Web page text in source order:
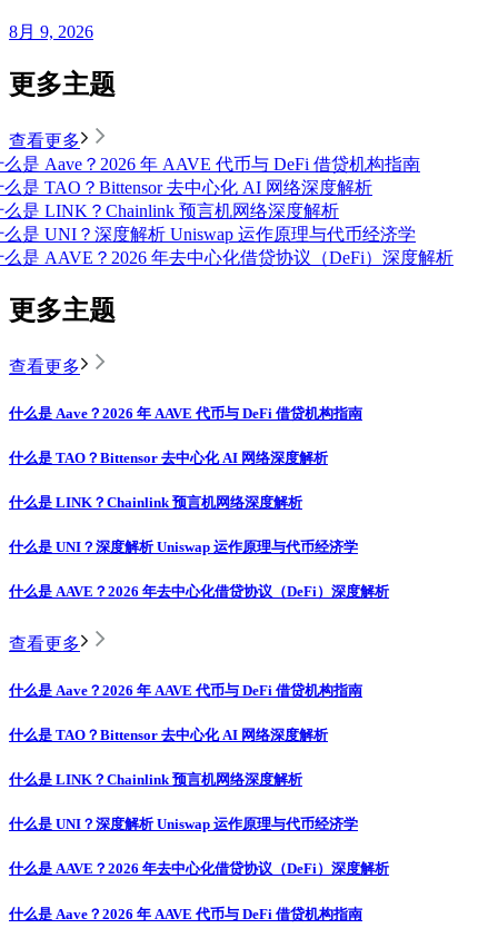
8月 9, 2026
更多主题
查看更多
么是 Aave？2026 年 AAVE 代币与 DeFi 借贷机构指南
么是 TAO？Bittensor 去中心化 AI 网络深度解析
么是 LINK？Chainlink 预言机网络深度解析
么是 UNI？深度解析 Uniswap 运作原理与代币经济学
么是 AAVE？2026 年去中心化借贷协议（DeFi）深度解析
更多主题
查看更多
什么是 Aave？2026 年 AAVE 代币与 DeFi 借贷机构指南
什么是 TAO？Bittensor 去中心化 AI 网络深度解析
什么是 LINK？Chainlink 预言机网络深度解析
什么是 UNI？深度解析 Uniswap 运作原理与代币经济学
什么是 AAVE？2026 年去中心化借贷协议（DeFi）深度解析
查看更多
什么是 Aave？2026 年 AAVE 代币与 DeFi 借贷机构指南
什么是 TAO？Bittensor 去中心化 AI 网络深度解析
什么是 LINK？Chainlink 预言机网络深度解析
什么是 UNI？深度解析 Uniswap 运作原理与代币经济学
什么是 AAVE？2026 年去中心化借贷协议（DeFi）深度解析
什么是 Aave？2026 年 AAVE 代币与 DeFi 借贷机构指南